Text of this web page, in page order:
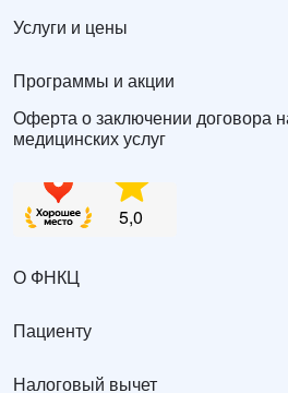
Услуги и цены
Программы и акции
Оферта о заключении договора
медицинских услуг
О ФНКЦ
Пациенту
Налоговый вычет